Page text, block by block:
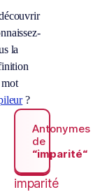
la
?
Antonymes
de
“imparité“
imparité